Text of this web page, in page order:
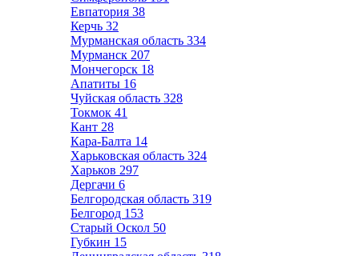
Евпатория 38
Керчь 32
Мурманская область 334
Мурманск 207
Мончегорск 18
Апатиты 16
Чуйская область 328
Токмок 41
Кант 28
Кара-Балта 14
Харьковская область 324
Харьков 297
Дергачи 6
Белгородская область 319
Белгород 153
Старый Оскол 50
Губкин 15